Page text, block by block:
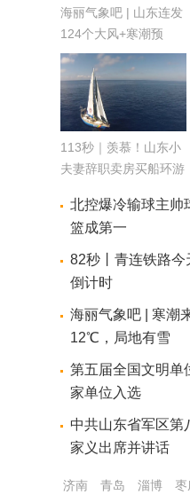
海丽气象吧 | 山东连发
124个大风+寒潮预
警，烟台威海将迎今冬
首雪
113秒｜羡慕！山东小
夫妻辞职卖房买船环游
学北控爆冷输球主帅
篮成第一
82秒丨青连铁路今
倒计时
海丽气象吧 | 寒潮
12℃，局地有雪
第五届全国文明单
家单位入选
中共山东省军区第
家义出席并讲话
济南 青岛 淄博 枣